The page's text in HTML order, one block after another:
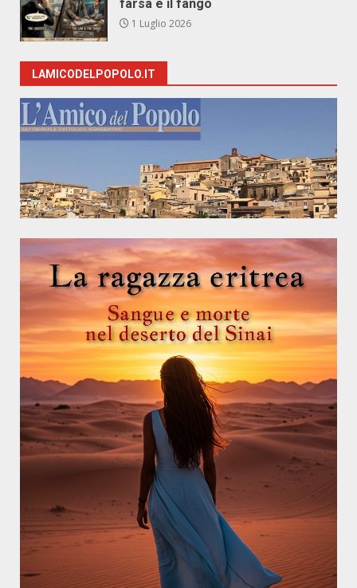
farsa e il fango
1 Luglio 2026
LAMICODELPOPOLO.IT